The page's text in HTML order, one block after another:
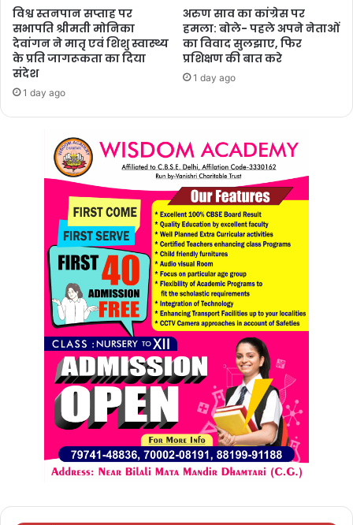
विश्व स्तनपान सप्ताह पर
सभापति श्रीमती मोनिका
देवांगन ने मातृ एवं शिशु स्वास्थ्य
के प्रति जागरूकता का दिया
संदेश
1 day ago
अरुण साव का कांग्रेस पर
हमला: बोले- पहले अपने नेताओं
का विवाद सुलझाए, फिर
प्रशिक्षण की बात करे
1 day ago